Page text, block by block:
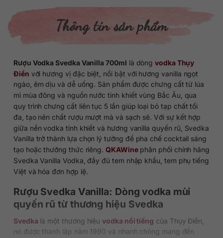
Thông tin sản phẩm
Rượu Vodka Svedka Vanilla 700ml là dòngvodka Thụy
Điển với hương vị đặc biệt, nổi bật với hương vanilla ngọt
ngào, êm dịu và dễ uống. Sản phẩm được chưng cất từ lúa
mì mùa đông và nguồn nước tinh khiết vùng Bắc Âu, qua
quy trình chưng cất liên tục 5 lần giúp loại bỏ tạp chất tối
đa, tạo nên chất rượu mượt mà và sạch sẽ. Với sự kết hợp
giữa nền vodka tinh khiết và hương vanilla quyến rũ, Svedka
Vanilla trở thành lựa chọn lý tưởng để pha chế cocktail sáng
tạo hoặc thưởng thức riêng.QKAWinephân phối chính hãng
Svedka Vanilla Vodka, đầy đủ tem nhập khẩu, tem phụ tiếng
Việt và hóa đơn hợp lệ.
Rượu Svedka Vanilla: Dòng vodka mùi
quyến rũ từ thương hiệu Svedka
Svedka là một thương hiệu vodka nổi tiếng của Thụy Điển,
nó được thành lập năm 1990 và nhanh chóng mang đến